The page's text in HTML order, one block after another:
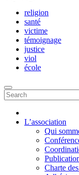
religion
santé
victime
témoignage
justice
viol
école
L’association
Qui
Charte